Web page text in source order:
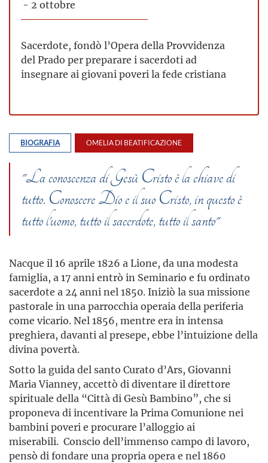
- 2 ottobre
Sacerdote, fondò l’Opera della Provvidenza
del Prado per preparare i sacerdoti ad
insegnare ai giovani poveri la fede cristiana
BIOGRAFIA OMELIA DI BEATIFICAZIONE
"La conoscenza di Gesù Cristo è la chiave di
tutto. Conoscere Dio e il suo Cristo, in questo è
tutto l’uomo, tutto il sacerdote, tutto il santo"
Nacque il 16 aprile 1826 a Lione, da una modesta
famiglia, a 17 anni entrò in Seminario e fu ordinato
sacerdote a 24 anni nel 1850. Iniziò la sua missione
pastorale in una parrocchia operaia della periferia
come vicario. Nel 1856, mentre era in intensa
preghiera, davanti al presepe, ebbe l’intuizione della
divina povertà.
Sotto la guida del santo Curato d’Ars, Giovanni
Maria Vianney, accettò di diventare il direttore
spirituale della “Città di Gesù Bambino”, che si
proponeva di incentivare la Prima Comunione nei
bambini poveri e procurare l’alloggio ai
miserabili. Conscio dell’immenso campo di lavoro,
pensò di fondare una propria opera e nel 1860